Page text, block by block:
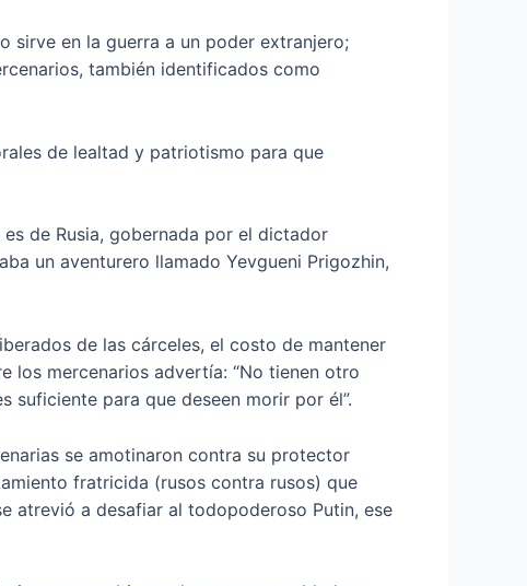
sirve en la guerra a un poder extranjero;
también identificados como
de lealtad y patriotismo para que
de Rusia, gobernada por el dictador
un aventurero llamado Yevgueni Prigozhin,
de las cárceles, el costo de mantener
los mercenarios advertía: “No tienen otro
para que deseen morir por él”.
se amotinaron contra su protector
fratricida (rusos contra rusos) que
atrevió a desafiar al todopoderoso Putin, ese